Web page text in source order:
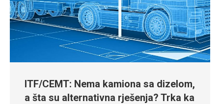
ITF/CEMT: Nema kamiona sa dizelom,
a šta su alternativna rješenja? Trka ka